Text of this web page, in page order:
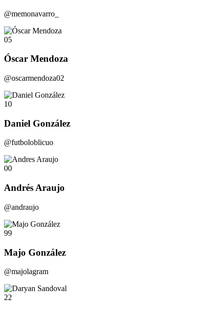
@memonavarro_
05
Óscar Mendoza
@oscarmendoza02
10
Daniel González
@futboloblicuo
00
Andrés Araujo
@andraujo
99
Majo González
@majolagram
22